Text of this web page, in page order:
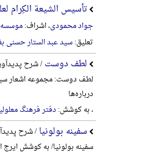
تأسیس الشیعة الکِرام
جواد محمودی، اشراف:
تعلیق:سید عبد الستار حسنی
لطف دوست/ شرح
لطف دوست: مجموعه اشعار
درباره‌ها
، به کوشش:دفتر فرهنگ
سفینه بولونیا/ شرح
سفینه بولونیا/ به کوشش